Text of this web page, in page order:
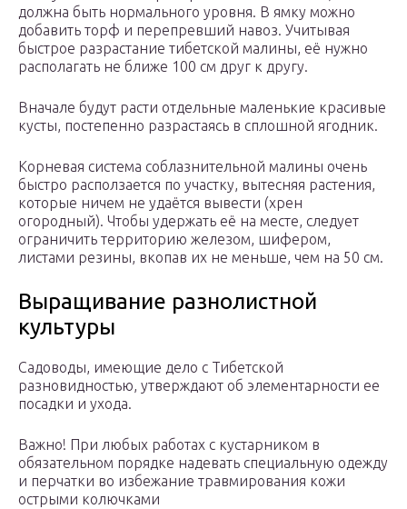
должна быть нормального уровня. В ямку можно
добавить торф и перепревший навоз. Учитывая
быстрое разрастание тибетской малины, её нужно
располагать не ближе 100 см друг к другу.
Вначале будут расти отдельные маленькие красивые
кусты, постепенно разрастаясь в сплошной ягодник.
Корневая система соблазнительной малины очень
быстро расползается по участку, вытесняя растения,
которые ничем не удаётся вывести (хрен
огородный). Чтобы удержать её на месте, следует
ограничить территорию железом, шифером,
листами резины, вкопав их не меньше, чем на 50 см.
Выращивание разнолистной
культуры
Садоводы, имеющие дело с Тибетской
разновидностью, утверждают об элементарности ее
посадки и ухода.
Важно! При любых работах с кустарником в
обязательном порядке надевать специальную одежду
и перчатки во избежание травмирования кожи
острыми колючками